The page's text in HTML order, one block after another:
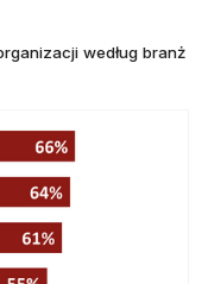
według branż